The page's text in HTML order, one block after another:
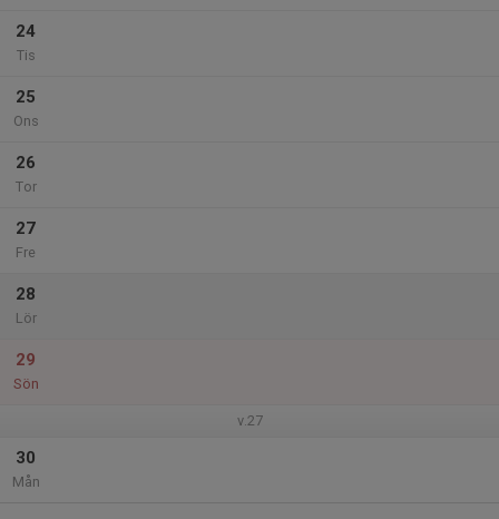
24
Tis
25
Ons
26
Tor
27
Fre
28
Lör
29
Sön
v.27
30
Mån